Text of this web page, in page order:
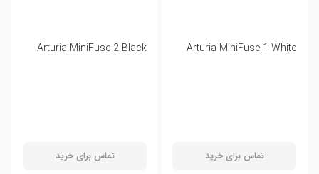
Arturia MiniFuse 1 White
تماس برای خرید
Arturia MiniFuse 2 Black
تماس برای خرید